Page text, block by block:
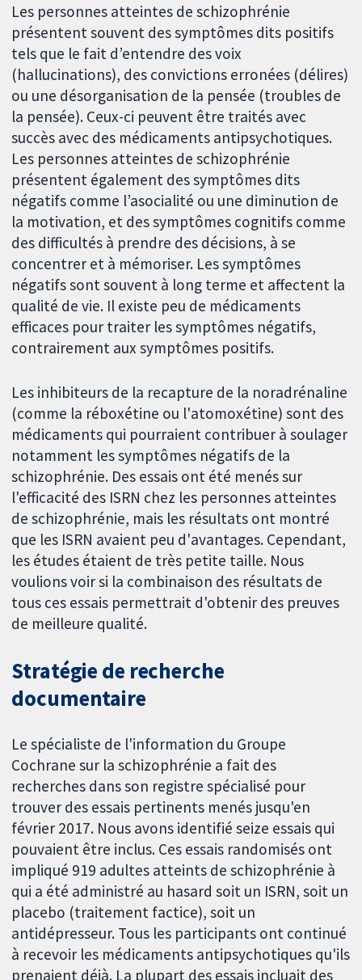
Les personnes atteintes de schizophrénie
présentent souvent des symptômes dits positifs
tels que le fait d’entendre des voix
(hallucinations), des convictions erronées (délires)
ou une désorganisation de la pensée (troubles de
la pensée). Ceux-ci peuvent être traités avec
succès avec des médicaments antipsychotiques.
Les personnes atteintes de schizophrénie
présentent également des symptômes dits
négatifs comme l’asocialité ou une diminution de
la motivation, et des symptômes cognitifs comme
des difficultés à prendre des décisions, à se
concentrer et à mémoriser. Les symptômes
négatifs sont souvent à long terme et affectent la
qualité de vie. Il existe peu de médicaments
efficaces pour traiter les symptômes négatifs,
contrairement aux symptômes positifs.
Les inhibiteurs de la recapture de la noradrénaline
(comme la réboxétine ou l'atomoxétine) sont des
médicaments qui pourraient contribuer à soulager
notamment les symptômes négatifs de la
schizophrénie. Des essais ont été menés sur
l'efficacité des ISRN chez les personnes atteintes
de schizophrénie, mais les résultats ont montré
que les ISRN avaient peu d'avantages. Cependant,
les études étaient de très petite taille. Nous
voulions voir si la combinaison des résultats de
tous ces essais permettrait d'obtenir des preuves
de meilleure qualité.
Stratégie de recherche
documentaire
Le spécialiste de l'information du Groupe
Cochrane sur la schizophrénie a fait des
recherches dans son registre spécialisé pour
trouver des essais pertinents menés jusqu'en
février 2017. Nous avons identifié seize essais qui
pouvaient être inclus. Ces essais randomisés ont
impliqué 919 adultes atteints de schizophrénie à
qui a été administré au hasard soit un ISRN, soit un
placebo (traitement factice), soit un
antidépresseur. Tous les participants ont continué
à recevoir les médicaments antipsychotiques qu'ils
prenaient déjà. La plupart des essais incluait des